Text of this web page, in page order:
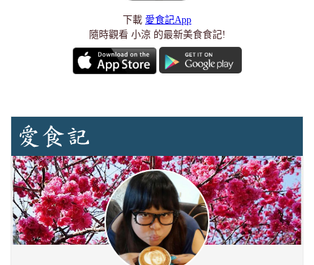
下載 愛食記App
隨時觀看 小涼 的最新美食食記!